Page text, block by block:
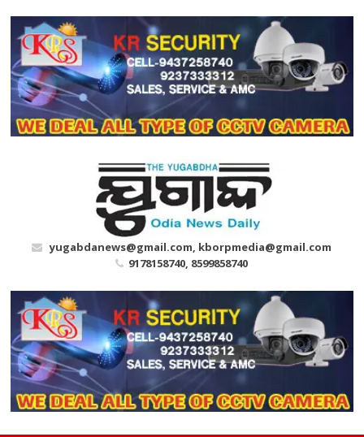
content
yugabdanews@gmail.com, kborpmedia@gmail.com
9178158740, 8599858740